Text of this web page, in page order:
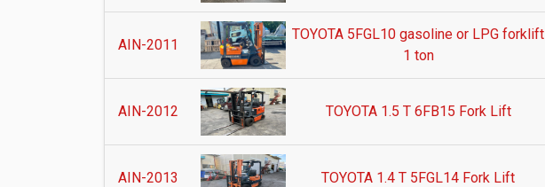
AIN-2011
TOYOTA 5FGL10 gasoline or LPG forklift
1 ton
AIN-2012 TOYOTA 1.5 T 6FB15 Fork Lift
AIN-2013 TOYOTA 1.4 T 5FGL14 Fork Lift